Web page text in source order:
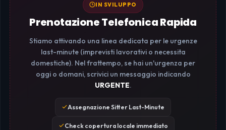
IN SVILUPPO
Prenotazione Telefonica Rapida
Stiamo attivando una linea dedicata per le urgenze
last-minute (imprevisti lavorativi o necessita
domestiche). Nel frattempo, se hai un'urgenza per
oggi o domani, scrivici un messaggio indicando
URGENTE.
Assegnazione Sitter Last-Minute
Check copertura locale immediato